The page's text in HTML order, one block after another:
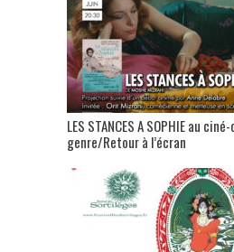
LES STANCES A SOPHIE au
genre/Retour à l’écran